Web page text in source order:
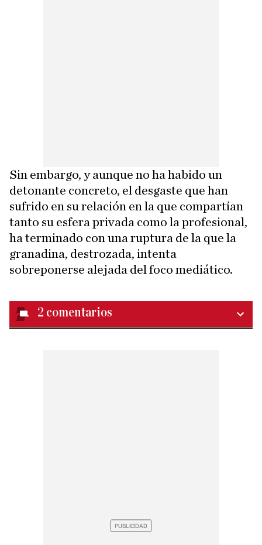
Sin embargo, y aunque no ha habido un
detonante concreto, el desgaste que han
sufrido en su relación en la que compartían
tanto su esfera privada como la profesional,
ha terminado con una ruptura de la que la
granadina, destrozada, intenta
sobreponerse alejada del foco mediático.
2 comentarios